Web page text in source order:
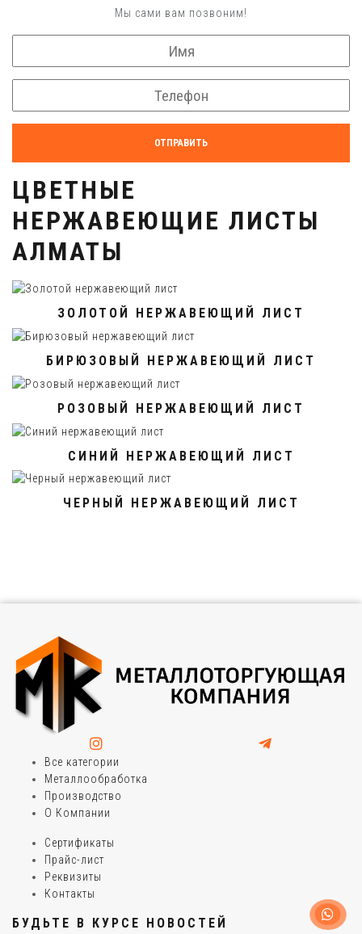
Мы сами вам позвоним!
ОТПРАВИТЬ
ЦВЕТНЫЕ
НЕРЖАВЕЮЩИЕ ЛИСТЫ
АЛМАТЫ
ЗОЛОТОЙ НЕРЖАВЕЮЩИЙ ЛИСТ
БИРЮЗОВЫЙ НЕРЖАВЕЮЩИЙ ЛИСТ
РОЗОВЫЙ НЕРЖАВЕЮЩИЙ ЛИСТ
СИНИЙ НЕРЖАВЕЮЩИЙ ЛИСТ
ЧЕРНЫЙ НЕРЖАВЕЮЩИЙ ЛИСТ
Все категории
Металлообработка
Производство
О Компании
Сертификаты
Прайс-лист
Реквизиты
Контакты
БУДЬТЕ В КУРСЕ НОВОСТЕЙ